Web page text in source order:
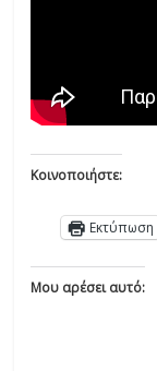
Κοινοποιήστε:
Εκτύπωση
Μου αρέσει αυτό: